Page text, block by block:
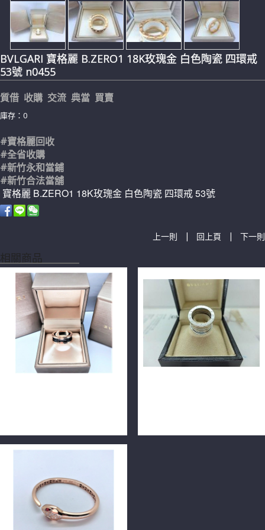
BVLGARI 寶格麗 B.ZERO1 18K玫瑰金 白色陶瓷 四環戒
53號 n0455
質借 收購 交流 典當 買賣
庫存：0
#寶格麗回收
#全省收購
#新竹永和當鋪
#新竹合法當舖
寶格麗 B.ZERO1 18K玫瑰金 白色陶瓷 四環戒 53號
上一則 | 回上頁 | 下一則
相關商品